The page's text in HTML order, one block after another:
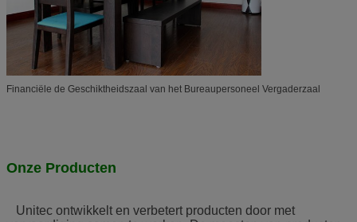
Financiële de Geschiktheidszaal van het Bureaupersoneel Vergaderzaal
Onze Producten
Unitec ontwikkelt en verbetert producten door met